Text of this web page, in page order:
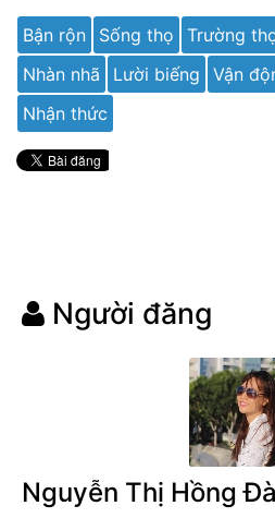
Bận rộn
Sống thọ Trường
Nhàn nhã
Lười biếng Vận
Nhận thức
Người đăng
Nguyễn Thị Hồng